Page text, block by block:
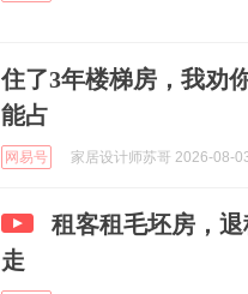
住了3年楼梯房，我劝
能占
网易号 家居设计师苏哥 2026-08-
租客租毛坯房，
走